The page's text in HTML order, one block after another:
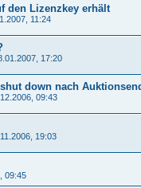
den Lizenzkey erhält
11:24
17:20
down nach
09:43
19:03
09:45